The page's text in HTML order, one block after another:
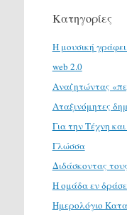
Κατηγορίες
H μουσική
web 2.0
Αναζητώντας
Αταξινόμητες
Για την Τέχνη
Γλώσσα
Διδάσκοντας
Η ομάδα εν
Ημερολόγιο